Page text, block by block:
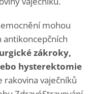
mohou
antikoncepčních
zákroky,
hysterektomie
rakovina vaječníků